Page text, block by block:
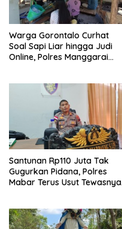
Warga Gorontalo Curhat
Soal Sapi Liar hingga Judi
Online, Polres Manggarai
Santunan Rp110 Juta Tak
Gugurkan Pidana, Polres
Mabar Terus Usut Tewasnya